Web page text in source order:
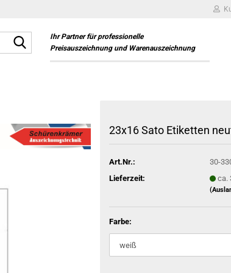
Suche...Ihr Partner für professionelle
Preisauszeichnung und Warenauszeichnung
23x16 Sato Etiketten
Art.Nr.:
30-
Lieferzeit:
ca.
Farbe: